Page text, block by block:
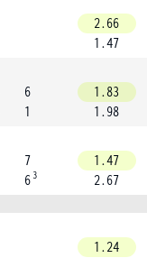
2.66
1.47
6
1
1.83
1.98
7
6 3
1.47
2.67
1.24